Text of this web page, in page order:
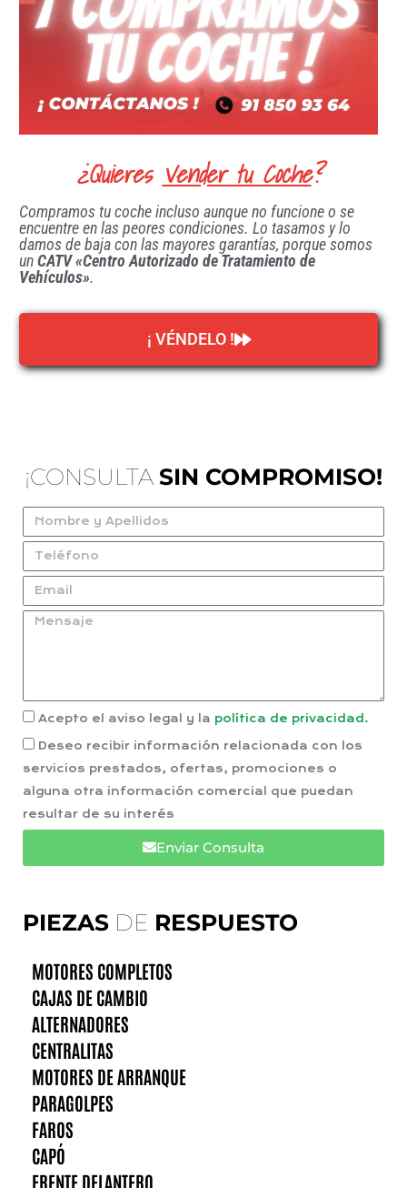
¿Quieres Vender tu Coche?
Compramos tu coche incluso aunque no funcione o se
encuentre en las peores condiciones. Lo tasamos y lo
damos de baja con las mayores garantías, porque somos
unCATV «Centro Autorizado de Tratamiento de
Vehículos».
¡ VÉNDELO !
PIEZAS DE RESPUESTO
MOTORES COMPLETOS
CAJAS DE CAMBIO
ALTERNADORES
CENTRALITAS
MOTORES DE ARRANQUE
PARAGOLPES
FAROS
CAPÓ
FRENTE DELANTERO
¡CONSULTA SIN COMPROMISO!
Acepto el aviso legal y la política de privacidad.
Deseo recibir información relacionada con los
servicios prestados, ofertas, promociones o
alguna otra información comercial que puedan
resultar de su interés
Enviar Consulta